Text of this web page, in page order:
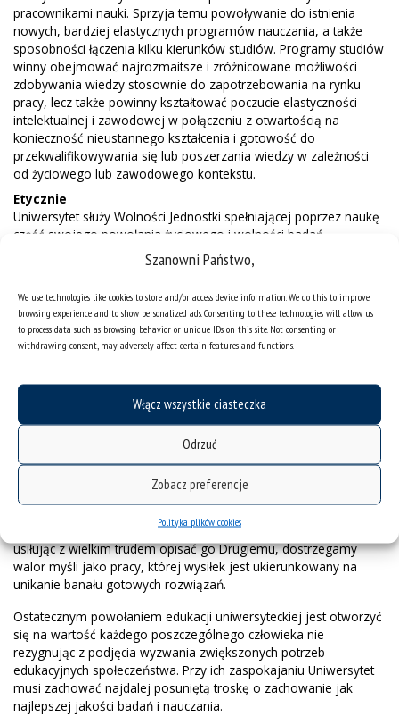
Szanowni Państwo,
We use technologies like cookies to store and/or access device information. We do this to improve
browsing experience and to show personalized ads. Consenting to these technologies will allow us
to process data such as browsing behavior or unique IDs on this site. Not consenting or
withdrawing consent, may adversely affect certain features and functions.
Włącz wszystkie ciasteczka
Odrzuć
Zobacz preferencje
Polityka plików cookies
pracownikami nauki. Sprzyja temu powoływanie do istnienia
nowych, bardziej elastycznych programów nauczania, a także
sposobności łączenia kilku kierunków studiów. Programy studiów
winny obejmować najrozmaitsze i zróżnicowane możliwości
zdobywania wiedzy stosownie do zapotrzebowania na rynku
pracy, lecz także powinny kształtować poczucie elastyczności
intelektualnej i zawodowej w połączeniu z otwartością na
konieczność nieustannego kształcenia i gotowość do
przekwalifikowywania się lub poszerzania wiedzy w zależności
od życiowego lub zawodowego kontekstu.
Etycznie
Uniwersytet służy Wolności Jednostki spełniającej poprzez naukę
część swojego powołania życiowego i wolności badań
naukowych. Na niej bowiem wspiera się szacunek dla Osoby
ludzkiej i innych istot zarówno ożywionych, jak i nieożywionych.
W swojej misji kształcenia nauczyciel wyraża nie tylko chęć
przekazywania i formowania wiedzy, lecz przede wszystkim
zgłasza gotowość do komunikowania się z drugim człowiekiem.
Podtrzymywanie i pogłębianie życzliwości tego kontaktu nie tylko
jest jednym z naczelnych zadań Uniwersytetu.
Obowiązek ten jest szczególnie wart przypomnienia, gdy badania
naukowe polegają coraz częściej na trudnej umiejętności
korzystania ze skomplikowanych a najczęściej bezosobowych
technik informatycznych; opowiadając się z całą mocą za ich
upowszechnianiem i doskonaleniem, podkreślamy jednocześnie
Zmagając się z problemem stanowiącym przedmiot badań i
usiłując z wielkim trudem opisać go Drugiemu, dostrzegamy
walor myśli jako pracy, której wysiłek jest ukierunkowany na
unikanie banału gotowych rozwiązań.
Ostatecznym powołaniem edukacji uniwersyteckiej jest otworzyć
się na wartość każdego poszczególnego człowieka nie
rezygnując z podjęcia wyzwania zwiększonych potrzeb
edukacyjnych społeczeństwa. Przy ich zaspokajaniu Uniwersytet
musi zachować najdalej posuniętą troskę o zachowanie jak
najlepszej jakości badań i nauczania.